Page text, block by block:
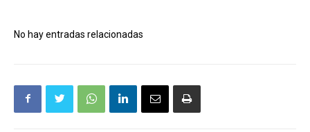
No hay entradas relacionadas